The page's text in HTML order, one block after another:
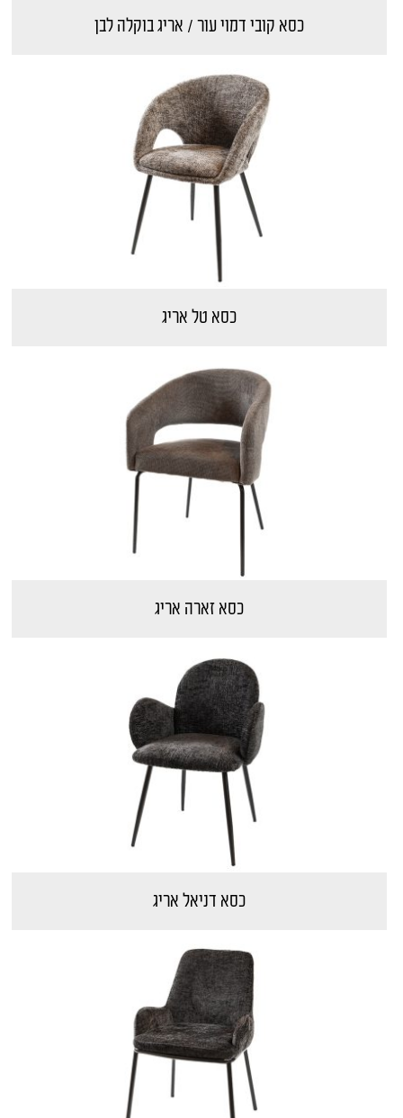
חיפוש מוצרים
כסא קובי דמוי עור / אריג בוקלה לבן
כסא טל אריג
כסא זארה אריג
כסא דניאל אריג